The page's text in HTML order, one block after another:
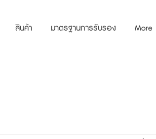
สินค้า มาตรฐานการรับรอง More